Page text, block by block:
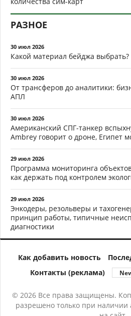
РАЗНОЕ
30 июл 2026
Какой материал бейджа выбрать?
30 июл 2026
От трансферов до аналитики:
АПЛ
30 июл 2026
Американский СПГ-танкер
Ambrey говорит о дроне, Египет
29 июл 2026
Программа мониторинга
как держать под контролем
29 июл 2026
Энкодеры, резольверы и
принцип работы, типичные
диагностики
Как добавить новость
Контакты (реклама)
© 2026 Все права защищены.
разрешено только при наличии